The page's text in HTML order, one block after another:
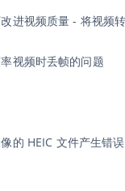
进视频质量 - 将视频
视频时丢帧的问题
的 HEIC 文件产生错